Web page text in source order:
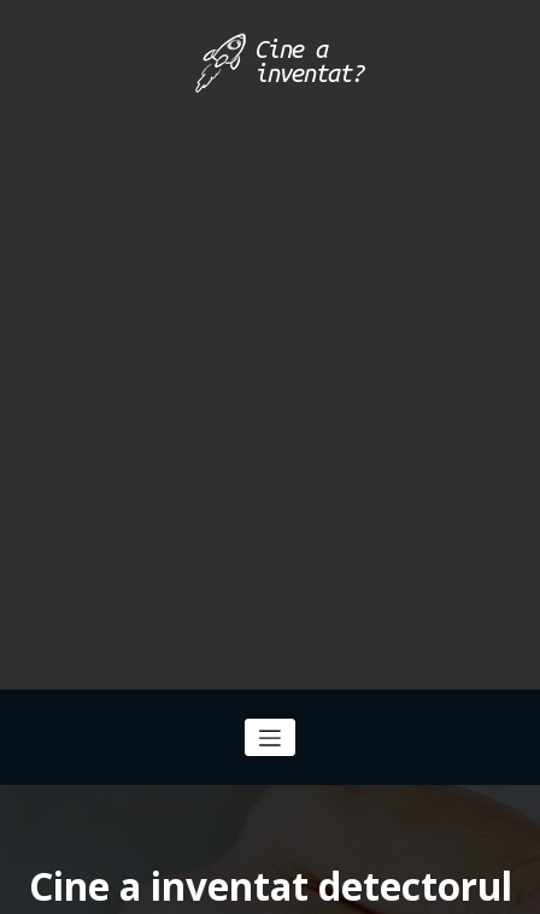
Cine a inventat detectorul